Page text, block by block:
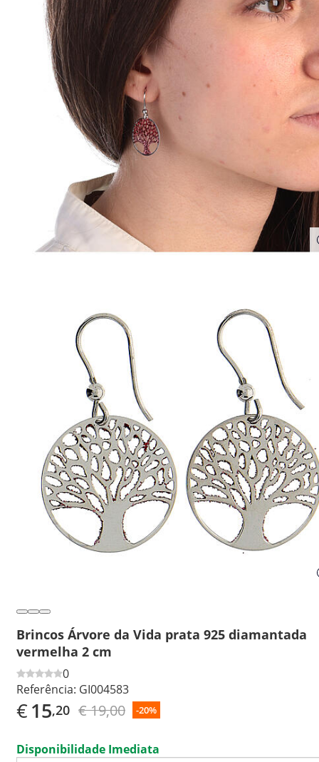
Brincos Árvore da Vida prata 925 diamantada
vermelha 2 cm
0
Referência: GI004583
€15,20 € 19,00 -20%
Disponibilidade Imediata